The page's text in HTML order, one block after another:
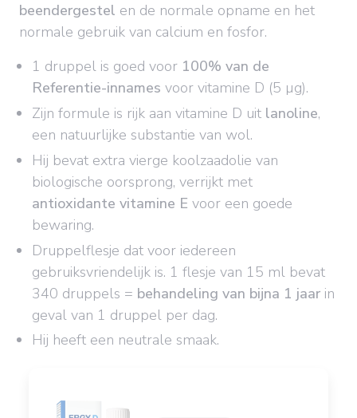
beendergestel en de normale opname en het
normale gebruik van calcium en fosfor.
1 druppel is goed voor 100% van de
Referentie-innames voor vitamine D (5 µg).
Zijn formule is rijk aan vitamine D uit lanoline,
een natuurlijke substantie van wol.
Hij bevat extra vierge koolzaadolie van
biologische oorsprong, verrijkt met
antioxidante vitamine E voor een goede
bewaring.
Druppelflesje dat voor iedereen
gebruiksvriendelijk is. 1 flesje van 15 ml bevat
340 druppels = behandeling van bijna 1 jaar in
geval van 1 druppel per dag.
Hij heeft een neutrale smaak.